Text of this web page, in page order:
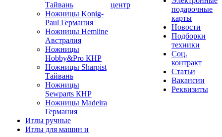
Тайвань
Ножницы Konig-
Paul Германия
Ножницы Hemline
Австралия
Ножницы
Hobby&Pro КНР
Ножницы Sharpist
Тайвань
Ножницы
Sewparts КНР
Ножницы Madeira
Германия
Иглы ручные
Иглы для машин и
центр
подарочные
карты
Новости
Подборки
техники
Соц.
контракт
Статьи
Вакансии
Реквизиты